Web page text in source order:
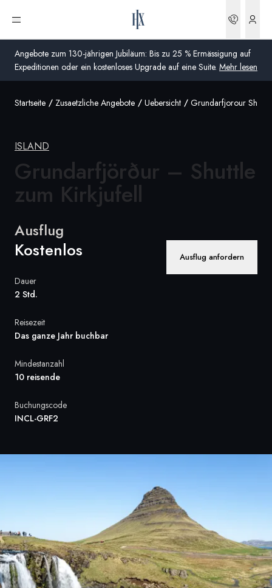
Angebote zum 130-jährigen Jubiläum: Bis zu 25 % Ermässigung auf
Expeditionen oder ein kostenloses Upgrade auf eine Suite. Mehr lesen
Menü öffnen
Vereinigtes Königreich (England, Schottland, Wales
und Nordirland)
USA
Deutschland
Schweiz
Dänemark
Norwegen
Global
Startseite Zusaetzliche Angebote Uebersicht Grundarfjorour
ISLAND
Grundarfjörður – Shuttle
zum Kirkjufell
Ausflug
Kostenlos Ausflug anfordern
Dauer
2 Std.
Reisezeit
Das ganze Jahr buchbar
Mindestanzahl
10 reisende
Buchungscode
INCL-GRF2